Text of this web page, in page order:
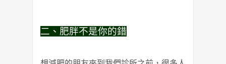
二、肥胖不是你的錯